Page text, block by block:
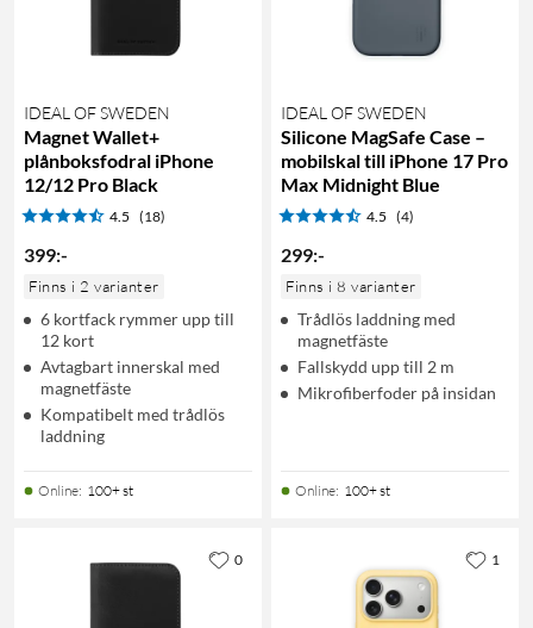
IDEAL OF SWEDEN
Magnet Wallet+
plånboksfodral iPhone
12/12 Pro Black
4.5 (18)
399:-
Finns i 2 varianter
6 kortfack rymmer upp till
12 kort
Avtagbart innerskal med
magnetfäste
Kompatibelt med trådlös
laddning
Online: 100+ st
IDEAL OF SWEDEN
Silicone MagSafe Case –
mobilskal till iPhone 17 Pro
Max Midnight Blue
4.5 (4)
299:-
Finns i 8 varianter
Trådlös laddning med
magnetfäste
Fallskydd upp till 2 m
Mikrofiberfoder på insidan
Online: 100+ st
0 1